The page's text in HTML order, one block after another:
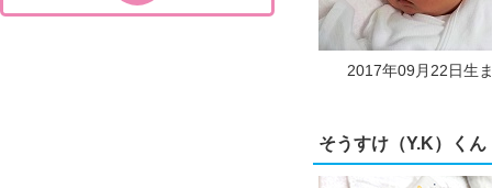
2017年09月22日生
そうすけ（Y.K）くん